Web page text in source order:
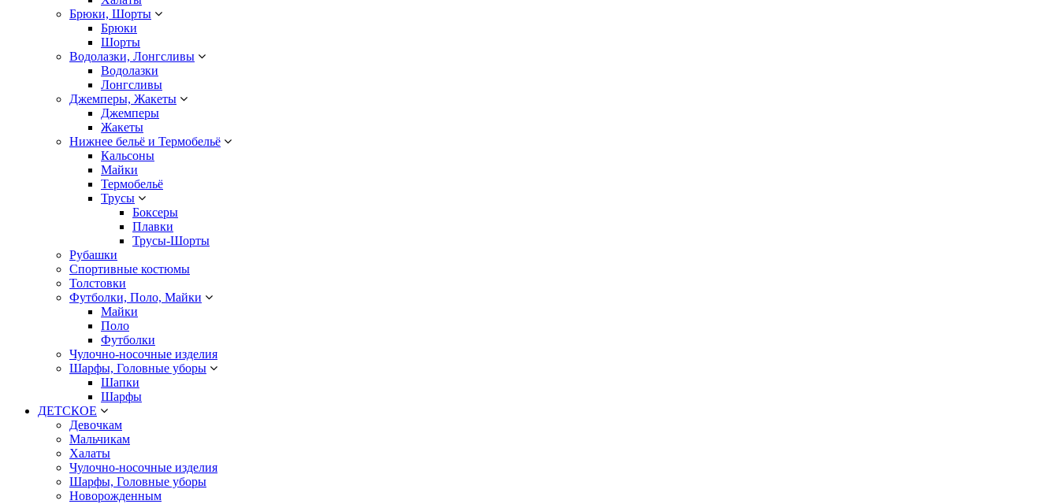
Брюки, Шорты
Брюки
Шорты
Водолазки, Лонгсливы
Водолазки
Лонгсливы
Джемперы, Жакеты
Джемперы
Жакеты
Нижнее бельё и Термобельё
Кальсоны
Майки
Термобельё
Трусы
Боксеры
Плавки
Трусы-Шорты
Рубашки
Спортивные костюмы
Толстовки
Футболки, Поло, Майки
Майки
Поло
Футболки
Чулочно-носочные изделия
Шарфы, Головные уборы
Шапки
Шарфы
ДЕТСКОЕ
Девочкам
Мальчикам
Халаты
Чулочно-носочные изделия
Шарфы, Головные уборы
Новорожденным